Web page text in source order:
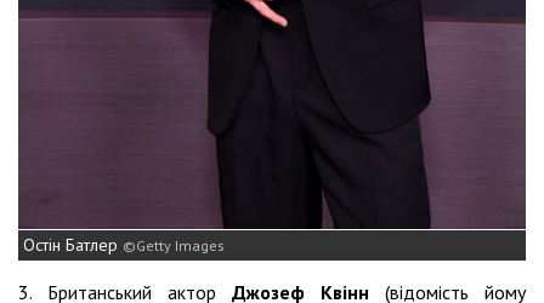
Остін Батлер Getty Images
3. Британський актор Джозеф Квінн (відомість йому